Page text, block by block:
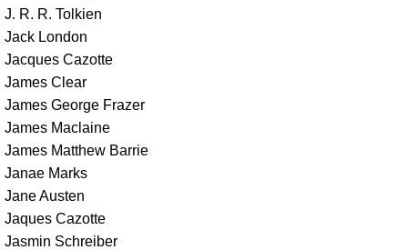
J. R. R. Tolkien
Jack London
Jacques Cazotte
James Clear
James George Frazer
James Maclaine
James Matthew Barrie
Janae Marks
Jane Austen
Jaques Cazotte
Jasmin Schreiber